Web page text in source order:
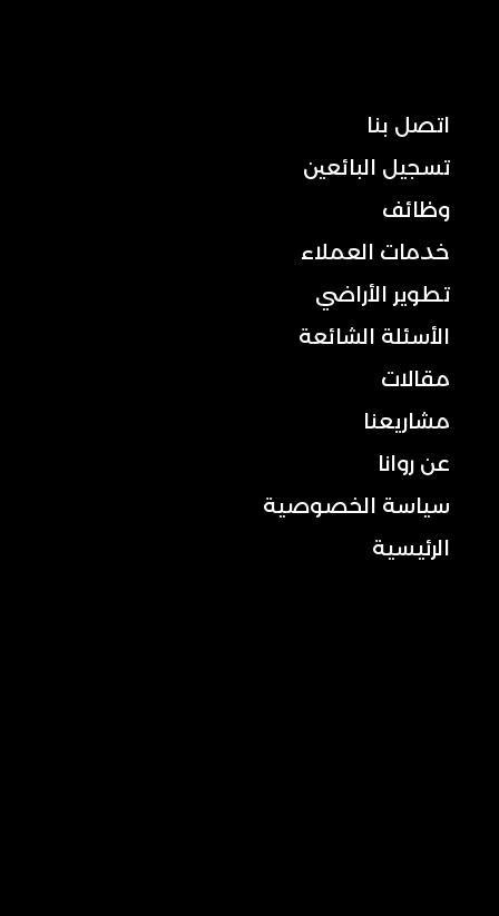
اتصل بنا
تسجيل البائعين
وظائف
خدمات العملاء
تطوير الأراضي
الأسئلة الشائعة
مقالات
مشاريعنا
عن روانا
سياسة الخصوصية
الرئيسية